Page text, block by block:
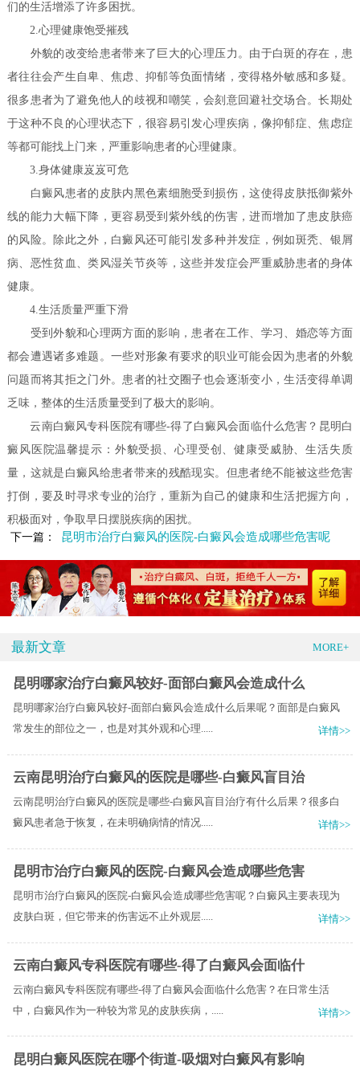
们的生活增添了许多困扰。
2.心理健康饱受摧残
外貌的改变给患者带来了巨大的心理压力。由于白斑的存在，患
者往往会产生自卑、焦虑、抑郁等负面情绪，变得格外敏感和多疑。
很多患者为了避免他人的歧视和嘲笑，会刻意回避社交场合。长期处
于这种不良的心理状态下，很容易引发心理疾病，像抑郁症、焦虑症
等都可能找上门来，严重影响患者的心理健康。
3.身体健康岌岌可危
白癜风患者的皮肤内黑色素细胞受到损伤，这使得皮肤抵御紫外
线的能力大幅下降，更容易受到紫外线的伤害，进而增加了患皮肤癌
的风险。除此之外，白癜风还可能引发多种并发症，例如斑秃、银屑
病、恶性贫血、类风湿关节炎等，这些并发症会严重威胁患者的身体
健康。
4.生活质量严重下滑
受到外貌和心理两方面的影响，患者在工作、学习、婚恋等方面
都会遭遇诸多难题。一些对形象有要求的职业可能会因为患者的外貌
问题而将其拒之门外。患者的社交圈子也会逐渐变小，生活变得单调
乏味，整体的生活质量受到了极大的影响。
云南白癜风专科医院有哪些-得了白癜风会面临什么危害？昆明白
癜风医院温馨提示：外貌受损、心理受创、健康受威胁、生活失质
量，这就是白癜风给患者带来的残酷现实。但患者绝不能被这些危害
打倒，要及时寻求专业的治疗，重新为自己的健康和生活把握方向，
积极面对，争取早日摆脱疾病的困扰。
下一篇：
昆明市治疗白癜风的医院-白癜风会造成哪些危害呢
最新文章 MORE+
昆明哪家治疗白癜风较好-面部白癜风会造成什么
昆明哪家治疗白癜风较好-面部白癜风会造成什么后果呢？面部是白癜风
常发生的部位之一，也是对其外观和心理.....
详情>>
云南昆明治疗白癜风的医院是哪些-白癜风盲目治
云南昆明治疗白癜风的医院是哪些-白癜风盲目治疗有什么后果？很多白
癜风患者急于恢复，在未明确病情的情况.....
详情>>
昆明市治疗白癜风的医院-白癜风会造成哪些危害
昆明市治疗白癜风的医院-白癜风会造成哪些危害呢？白癜风主要表现为
皮肤白斑，但它带来的伤害远不止外观层.....
详情>>
云南白癜风专科医院有哪些-得了白癜风会面临什
云南白癜风专科医院有哪些-得了白癜风会面临什么危害？在日常生活
中，白癜风作为一种较为常见的皮肤疾病，.....
详情>>
昆明白癜风医院在哪个街道-吸烟对白癜风有影响